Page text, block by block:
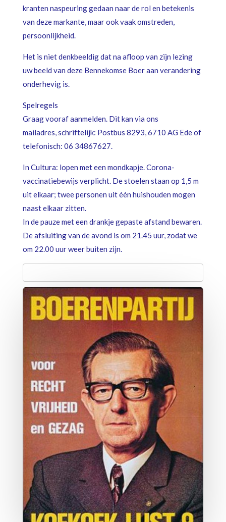
kranten naspeuring gedaan naar de rol en betekenis
van deze markante, maar ook vaak omstreden,
persoonlijkheid.
Het is niet denkbeeldig dat na afloop van zijn lezing
uw beeld van deze Bennekomse Boer aan verandering
onderhevig is.
Spelregels
Graag vooraf aanmelden. Dit kan via ons
mailadres, schriftelijk: Postbus 8293, 6710 AG Ede of
telefonisch: 06 34867627.
In Cultura: lopen met een mondkapje. Corona-
vaccinatiebewijs verplicht. De stoelen staan op 1,5 m
uit elkaar; twee personen uit één huishouden mogen
naast elkaar zitten.
In de pauze met een drankje gepaste afstand bewaren.
De afsluiting van de avond is om 21.45 uur, zodat we
om 22.00 uur weer buiten zijn.